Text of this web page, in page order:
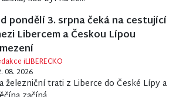
pondělí 3. srpna čeká na cestující
Libercem a Českou Lípou
iLIBERECKO
08. 2026
železniční trati z Liberce do České Lípy a
začíná...